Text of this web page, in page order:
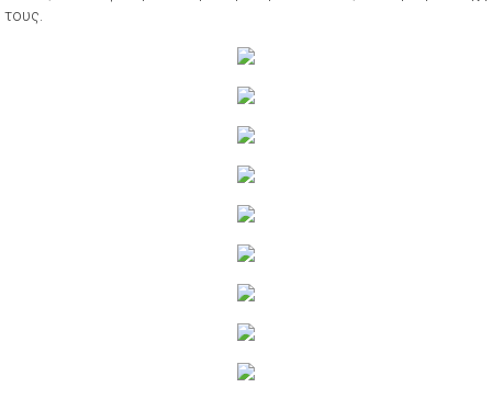
τους.